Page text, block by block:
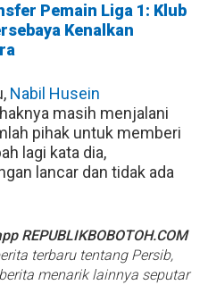
Pemain Liga 1: Klub
Kenalkan
Nabil Husein
masih menjalani
pihak untuk memberi
lagi kata dia,
lancar dan tidak ada
REPUBLIKBOBOTOH.COM
terbaru tentang Persib,
menarik lainnya seputar